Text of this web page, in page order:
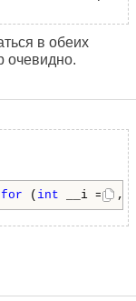
в обеих
очевидно.
for ( int __i = 0 ,